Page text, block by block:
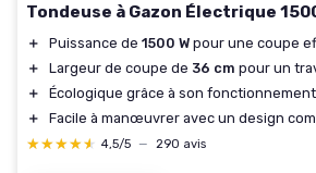
Tondeuse à Gazon Électrique
＋ Puissance de 1500 W pour une coupe
＋
Largeur de coupe de 36 cm pour un
＋
Écologique grâce à son fonctionnement
＋
Facile à manœuvrer avec un design
★★★★★
★★★★★ 4,5/5 — 290 avis